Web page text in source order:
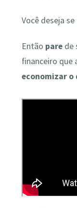
Você deseja
Então parede
financeiro que
economizar o